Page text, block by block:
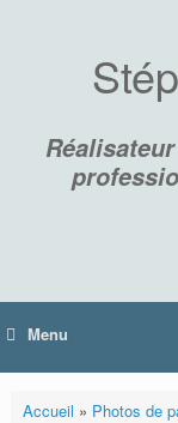
Menu
Accueil » Photos de